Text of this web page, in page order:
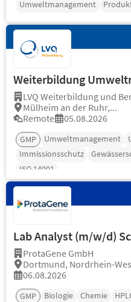
Umweltmanagement
Weiterbildung
LVQ Weiterbildung und
Mülheim an der Ruhr,...
Remote
05.08.2026
GMP Umweltmanagement
Immissionsschutz
ISO 14001
Lab Analyst (m/w/d)
ProtaGene GmbH
Dortmund, Nordrhein-
06.08.2026
GMP Biologie Chemie